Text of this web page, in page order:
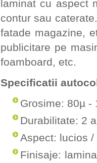
laminat cu aspect
contur sau
fatade magazine,
publicitare pe
foamboard, etc.
Specificatii
Grosime: 80µ -
Durabilitate: 2
Aspect: lucios
Finisaje: